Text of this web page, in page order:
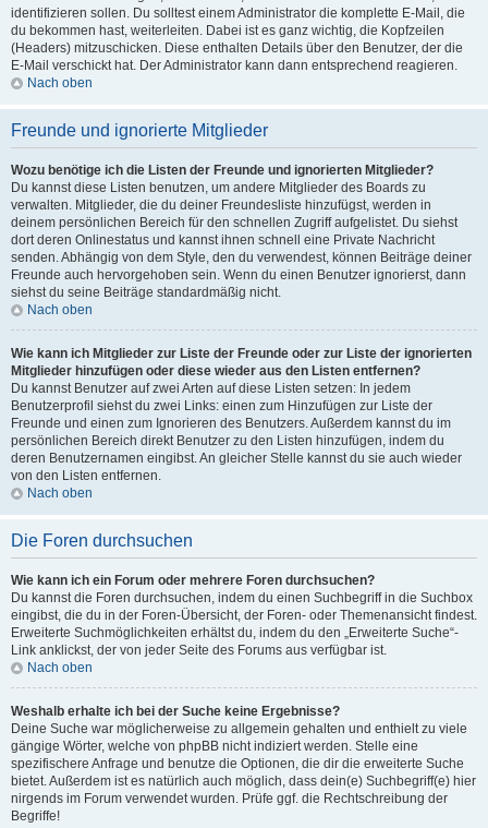
identifizieren sollen. Du solltest einem Administrator die komplette E-Mail, die
du bekommen hast, weiterleiten. Dabei ist es ganz wichtig, die Kopfzeilen
(Headers) mitzuschicken. Diese enthalten Details über den Benutzer, der die
E-Mail verschickt hat. Der Administrator kann dann entsprechend reagieren.
Nach oben
Freunde und ignorierte Mitglieder
Wozu benötige ich die Listen der Freunde und ignorierten Mitglieder?
Du kannst diese Listen benutzen, um andere Mitglieder des Boards zu
verwalten. Mitglieder, die du deiner Freundesliste hinzufügst, werden in
deinem persönlichen Bereich für den schnellen Zugriff aufgelistet. Du siehst
dort deren Onlinestatus und kannst ihnen schnell eine Private Nachricht
senden. Abhängig von dem Style, den du verwendest, können Beiträge deiner
Freunde auch hervorgehoben sein. Wenn du einen Benutzer ignorierst, dann
siehst du seine Beiträge standardmäßig nicht.
Nach oben
Wie kann ich Mitglieder zur Liste der Freunde oder zur Liste der ignorierten
Mitglieder hinzufügen oder diese wieder aus den Listen entfernen?
Du kannst Benutzer auf zwei Arten auf diese Listen setzen: In jedem
Benutzerprofil siehst du zwei Links: einen zum Hinzufügen zur Liste der
Freunde und einen zum Ignorieren des Benutzers. Außerdem kannst du im
persönlichen Bereich direkt Benutzer zu den Listen hinzufügen, indem du
deren Benutzernamen eingibst. An gleicher Stelle kannst du sie auch wieder
von den Listen entfernen.
Nach oben
Die Foren durchsuchen
Wie kann ich ein Forum oder mehrere Foren durchsuchen?
Du kannst die Foren durchsuchen, indem du einen Suchbegriff in die Suchbox
eingibst, die du in der Foren-Übersicht, der Foren- oder Themenansicht findest.
Erweiterte Suchmöglichkeiten erhältst du, indem du den „Erweiterte Suche“-
Link anklickst, der von jeder Seite des Forums aus verfügbar ist.
Nach oben
Weshalb erhalte ich bei der Suche keine Ergebnisse?
Deine Suche war möglicherweise zu allgemein gehalten und enthielt zu viele
gängige Wörter, welche von phpBB nicht indiziert werden. Stelle eine
spezifischere Anfrage und benutze die Optionen, die dir die erweiterte Suche
bietet. Außerdem ist es natürlich auch möglich, dass dein(e) Suchbegriff(e) hier
nirgends im Forum verwendet wurden. Prüfe ggf. die Rechtschreibung der
Begriffe!